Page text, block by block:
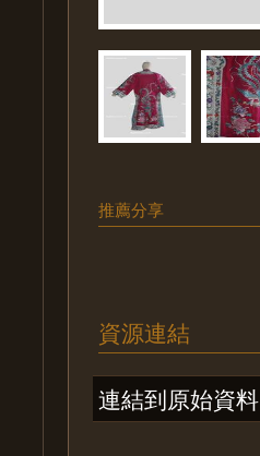
推薦分享
資源連結
連結到原始資料